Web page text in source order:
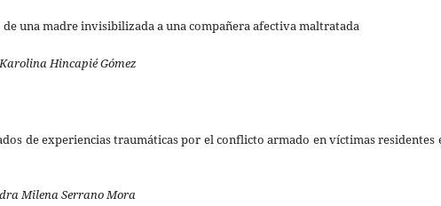
una madre invisibilizada a una compañera afectiva maltratada
Hincapié Gómez
de experiencias traumáticas por el conflicto armado en víctimas residentes
Milena Serrano Mora